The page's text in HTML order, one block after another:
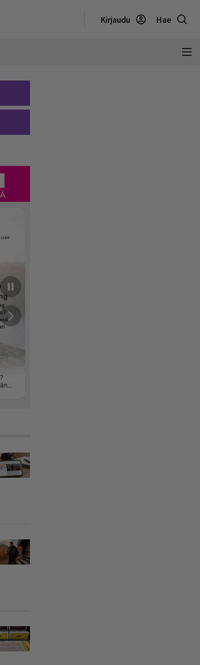
Kirjaudu Hae